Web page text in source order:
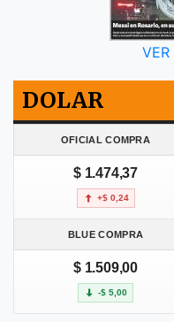
VER
DOLAR
OFICIAL COMPRA
$ 1.474,37
+$ 0,24
BLUE COMPRA
$ 1.509,00
-$ 5,00